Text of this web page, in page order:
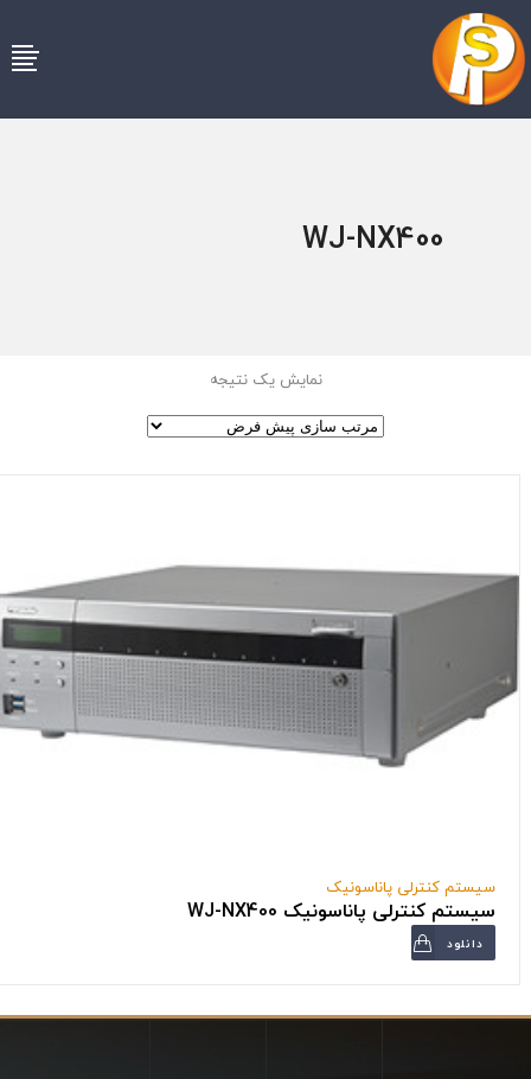
WJ-NX400
نمایش یک نتیجه
سیستم کنترلی پاناسونیک
سیستم کنترلی پاناسونیک WJ-NX400
دانلود